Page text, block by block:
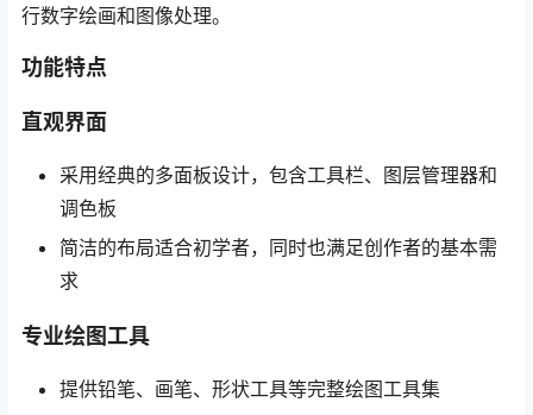
行数字绘画和图像处理。
功能特点
直观界面
采用经典的多面板设计，包含工具栏、图层管理器和
调色板
简洁的布局适合初学者，同时也满足创作者的基本需
求
专业绘图工具
提供铅笔、画笔、形状工具等完整绘图工具集